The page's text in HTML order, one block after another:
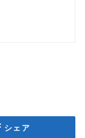
シェア